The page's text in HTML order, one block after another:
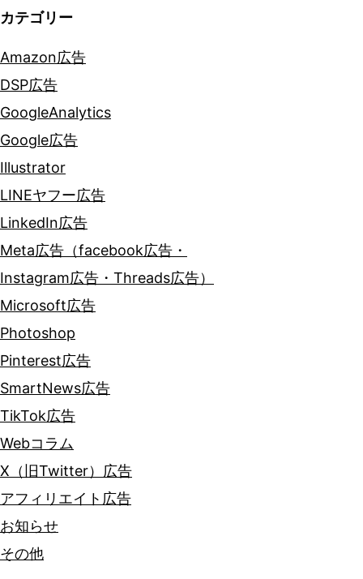
カテゴリー
Amazon広告
DSP広告
GoogleAnalytics
Google広告
Illustrator
LINEヤフー広告
LinkedIn広告
Meta広告（facebook広告・
Instagram広告・Threads広告）
Microsoft広告
Photoshop
Pinterest広告
SmartNews広告
TikTok広告
Webコラム
X（旧Twitter）広告
アフィリエイト広告
お知らせ
その他